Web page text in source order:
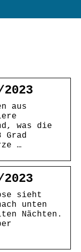
aus
was die
Grad
…
sieht
unten
Nächten.